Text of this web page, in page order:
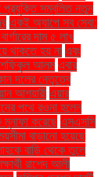
সম্বলিত নতুন
একই অ্যাপে সব সেবা:
দাম ৫ লাখ
থাকতে হয় না এবং
শফিকুল আলম এবার
দলের নেতৃত্বে
আশয়ারী এয়ার
পথে রওনা হলেন
মুনাফা করেছে এসএসসি
বাড়ানো হয়েছে
বাড়ি থেকে তুলে
রাশেদ আলী